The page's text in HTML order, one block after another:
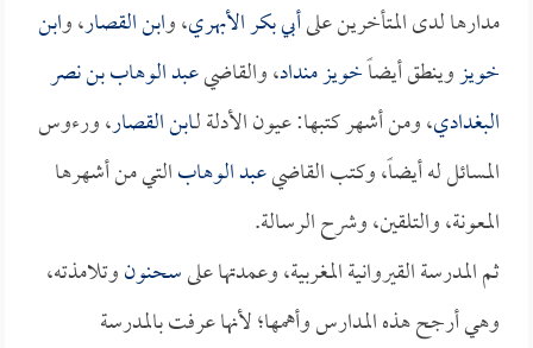
مدارها لدى المتأخرين علىأبي بكر الأبهري، وابن القصار، وابن
خويزوينطق أيضاًخويز منداد، والقاضيعبد الوهاب بن نصر
البغدادي، ومن أشهر كتبها: عيون الأدلة لـابن القصار، ورءوس
المسائل له أيضاً، وكتب القاضيعبد الوهابالتي من أشهرها
المعونة، والتلقين، وشرح الرسالة.
ثم المدرسة القيروانية المغربية، وعمدتها علىسحنونوتلامذته،
وهي أرجح هذه المدارس وأهمها؛ لأنها عرفت بالمدرسة